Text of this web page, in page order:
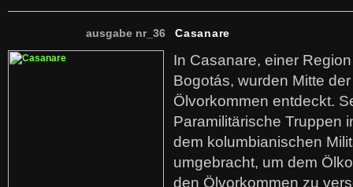
ausgabe nr_36 Casanare
In Casanare, einer
Bogotás, wurden Mitte
Ölvorkommen entdeckt.
Paramilitärische Truppen
dem kolumbianischen
umgebracht, um dem
den Ölvorkommen zu